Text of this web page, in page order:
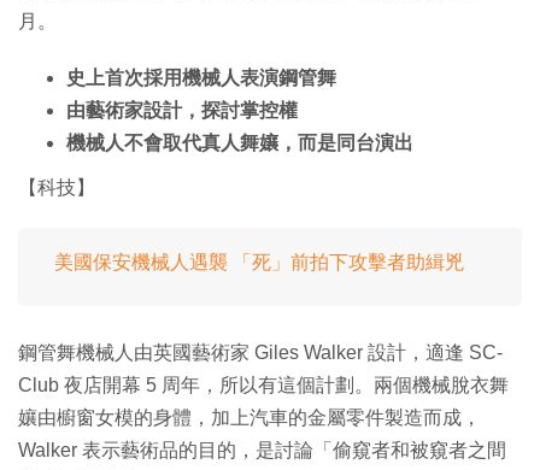
月。
史上首次採用機械人表演鋼管舞
由藝術家設計，探討掌控權
機械人不會取代真人舞孃，而是同台演出
【科技】
美國保安機械人遇襲 「死」前拍下攻擊者助緝兇
鋼管舞機械人由英國藝術家 Giles Walker 設計，適逢 SC-
Club 夜店開幕 5 周年，所以有這個計劃。兩個機械脫衣舞
孃由櫥窗女模的身體，加上汽車的金屬零件製造而成，
Walker 表示藝術品的目的，是討論「偷窺者和被窺者之間